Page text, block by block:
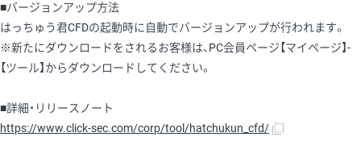
■バージョンアップ方法
はっちゅう君CFDの起動時に自動でバージョンアップが行われます。
※新たにダウンロードをされるお客様は、PC会員ページ【マイページ】-
【ツール】からダウンロードしてください。
■詳細・リリースノート
https://www.click-sec.com/corp/tool/hatchukun_cfd/